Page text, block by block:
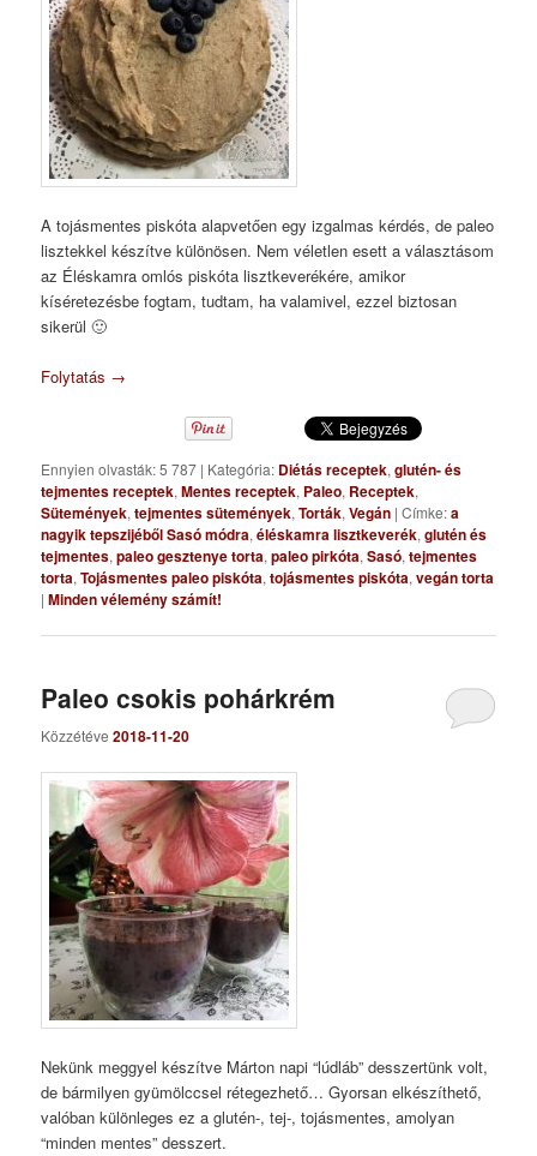
A tojásmentes piskóta alapvetően egy izgalmas kérdés, de paleo
lisztekkel készítve különösen. Nem véletlen esett a választásom
az Éléskamra omlós piskóta lisztkeverékére, amikor
kíséretezésbe fogtam, tudtam, ha valamivel, ezzel biztosan
sikerül 🙂
Folytatás →
Ennyien olvasták: 5 787 | Kategória: Diétás receptek,glutén- és
tejmentes receptek,Mentes receptek, Paleo, Receptek,
Sütemények,tejmentes sütemények,Torták,Vegán |Címke:a
nagyik tepszijéből Sasó módra,éléskamra lisztkeverék,glutén és
tejmentes,paleo gesztenye torta,paleo pirkóta,Sasó,tejmentes
torta,Tojásmentes paleo piskóta,tojásmentes piskóta,vegán torta
|Minden vélemény számít!
Paleo csokis pohárkrém
Közzétéve2018-11-20
Nekünk meggyel készítve Márton napi “lúdláb” desszertünk volt,
de bármilyen gyümölccsel rétegezhető… Gyorsan elkészíthető,
valóban különleges ez a glutén-, tej-, tojásmentes, amolyan
“minden mentes” desszert.